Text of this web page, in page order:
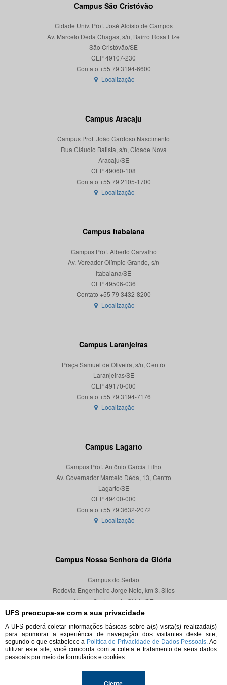
UFS preocupa-se com a sua privacidade
A UFS poderá coletar informações básicas sobre a(s) visita(s) realizada(s)
para aprimorar a experiência de navegação dos visitantes deste site,
segundo o que estabelece a Política de Privacidade de Dados Pessoais. Ao
utilizar este site, você concorda com a coleta e tratamento de seus dados
pessoais por meio de formulários e cookies.
Campus São Cristóvão
Cidade Univ. Prof. José Aloísio de Campos
Av. Marcelo Deda Chagas, s/n, Bairro Rosa Elze
São Cristóvão/SE
CEP 49107-230
Localização
Campus Aracaju
Campus Prof. João Cardoso Nascimento
Rua Cláudio Batista, s/n, Cidade Nova
Aracaju/SE
CEP 49060-108
Localização
Campus Itabaiana
Campus Prof. Alberto Carvalho
Av. Vereador Olímpio Grande, s/n
Itabaiana/SE
CEP 49506-036
Localização
Campus Laranjeiras
Praça Samuel de Oliveira, s/n, Centro
Laranjeiras/SE
CEP 49170-000
Localização
Campus Lagarto
Campus Prof. Antônio Garcia Filho
Av. Governador Marcelo Déda, 13, Centro
Lagarto/SE
CEP 49400-000
Localização
Campus Nossa Senhora da Glória
Campus do Sertão
Rodovia Engenheiro Jorge Neto, km 3, Silos
Nossa Senhora da Glória/SE
CEP 49680-000
Localização